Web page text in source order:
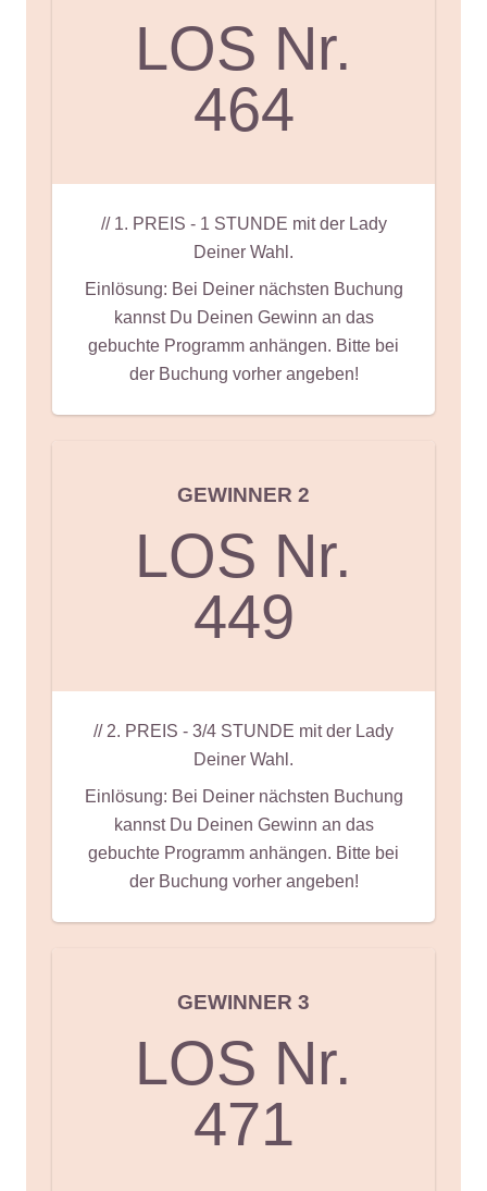
LOS Nr.
464
// 1. PREIS - 1 STUNDE mit der Lady
Deiner Wahl.
Einlösung: Bei Deiner nächsten Buchung
kannst Du Deinen Gewinn an das
gebuchte Programm anhängen. Bitte bei
der Buchung vorher angeben!
GEWINNER 2
LOS Nr.
449
// 2. PREIS - 3/4 STUNDE mit der Lady
Deiner Wahl.
Einlösung: Bei Deiner nächsten Buchung
kannst Du Deinen Gewinn an das
gebuchte Programm anhängen. Bitte bei
der Buchung vorher angeben!
GEWINNER 3
LOS Nr.
471